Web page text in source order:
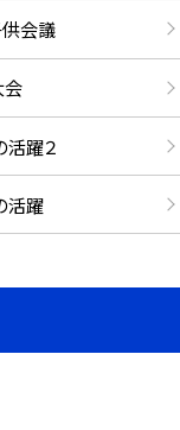
供会議
会
活躍２
活躍